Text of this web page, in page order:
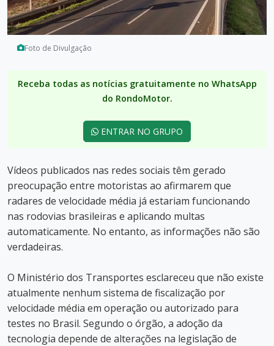
Foto de Divulgação
Receba todas as notícias gratuitamente no WhatsApp
do RondoMotor.
ENTRAR NO GRUPO
Vídeos publicados nas redes sociais têm gerado
preocupação entre motoristas ao afirmarem que
radares de velocidade média já estariam funcionando
nas rodovias brasileiras e aplicando multas
automaticamente. No entanto, as informações não são
verdadeiras.
O Ministério dos Transportes esclareceu que não existe
atualmente nenhum sistema de fiscalização por
velocidade média em operação ou autorizado para
testes no Brasil. Segundo o órgão, a adoção da
tecnologia depende de alterações na legislação de